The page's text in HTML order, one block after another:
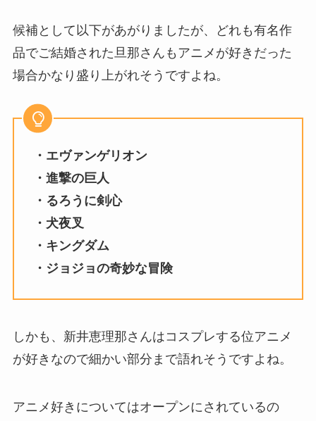
候補として以下があがりましたが、どれも有名作
品でご結婚された旦那さんもアニメが好きだった
場合かなり盛り上がれそうですよね。
・エヴァンゲリオン
・進撃の巨人
・るろうに剣心
・犬夜叉
・キングダム
・ジョジョの奇妙な冒険
しかも、新井恵理那さんはコスプレする位アニメ
が好きなので細かい部分まで語れそうですよね。
アニメ好きについてはオープンにされているの